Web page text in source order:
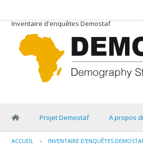
Inventaire d'enquêtes Demostaf
Projet Demostaf A propos
ACCUEIL › INVENTAIRE D'ENQUÊTES